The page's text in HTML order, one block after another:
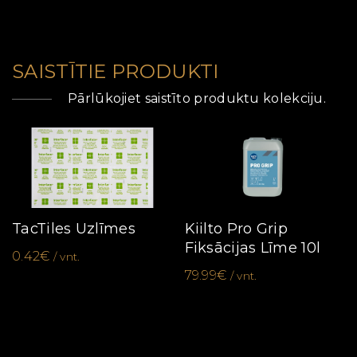
SAISTĪTIE PRODUKTI
Pārlūkojiet saistīto produktu kolekciju.
TacTiles Uzlīmes
0.42€ / vnt.
Kiilto Pro Grip
Fiksācijas Līme 10l
79.99€ / vnt.